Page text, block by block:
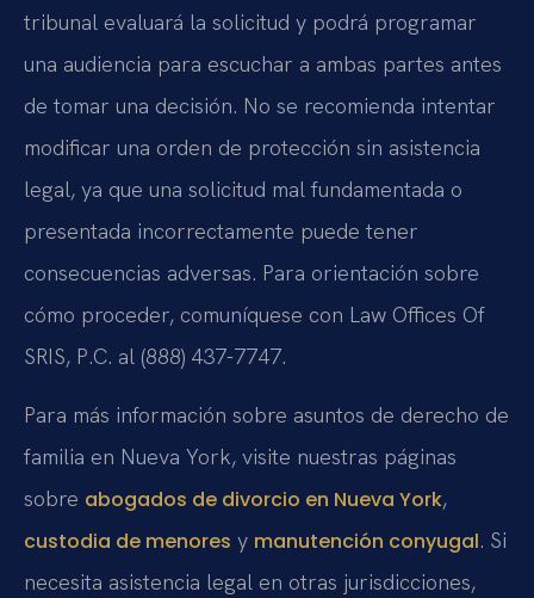
tribunal evaluará la solicitud y podrá programar
una audiencia para escuchar a ambas partes antes
de tomar una decisión. No se recomienda intentar
modificar una orden de protección sin asistencia
legal, ya que una solicitud mal fundamentada o
presentada incorrectamente puede tener
consecuencias adversas. Para orientación sobre
cómo proceder, comuníquese con Law Offices Of
SRIS, P.C. al (888) 437-7747.
Para más información sobre asuntos de derecho de
familia en Nueva York, visite nuestras páginas
sobre abogados de divorcio en Nueva York,
custodia de menores y manutención conyugal. Si
necesita asistencia legal en otras jurisdicciones,